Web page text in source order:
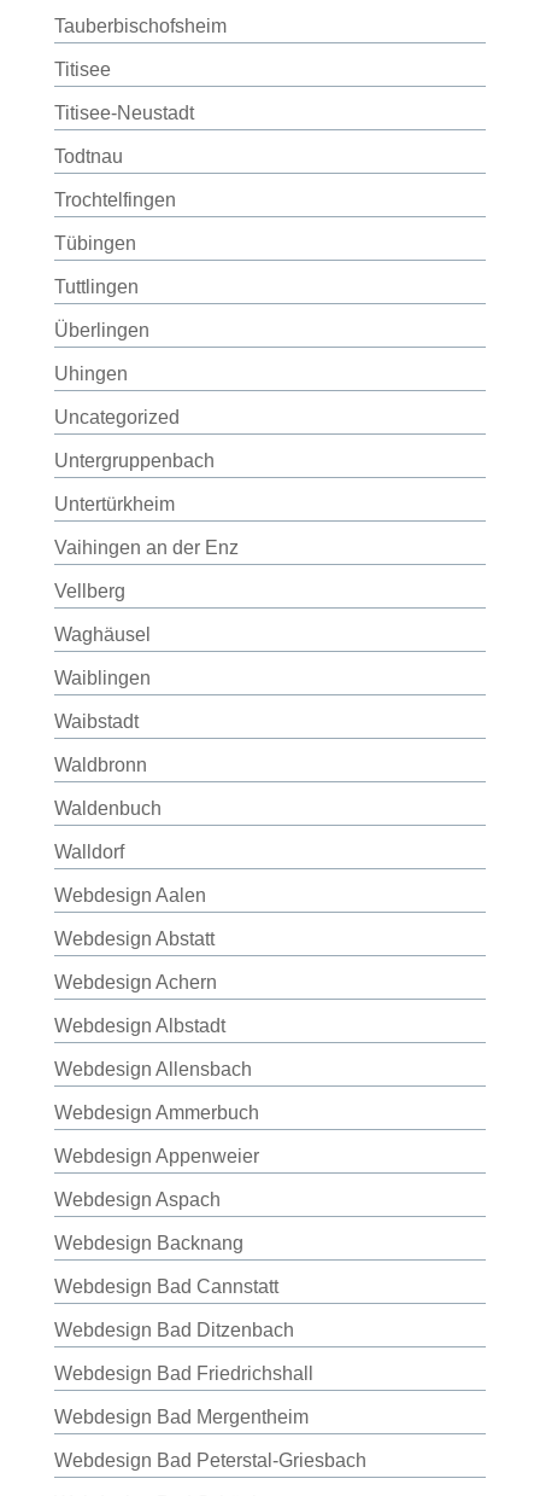
Tauberbischofsheim
Titisee
Titisee-Neustadt
Todtnau
Trochtelfingen
Tübingen
Tuttlingen
Überlingen
Uhingen
Uncategorized
Untergruppenbach
Untertürkheim
Vaihingen an der Enz
Vellberg
Waghäusel
Waiblingen
Waibstadt
Waldbronn
Waldenbuch
Walldorf
Webdesign Aalen
Webdesign Abstatt
Webdesign Achern
Webdesign Albstadt
Webdesign Allensbach
Webdesign Ammerbuch
Webdesign Appenweier
Webdesign Aspach
Webdesign Backnang
Webdesign Bad Cannstatt
Webdesign Bad Ditzenbach
Webdesign Bad Friedrichshall
Webdesign Bad Mergentheim
Webdesign Bad Peterstal-Griesbach